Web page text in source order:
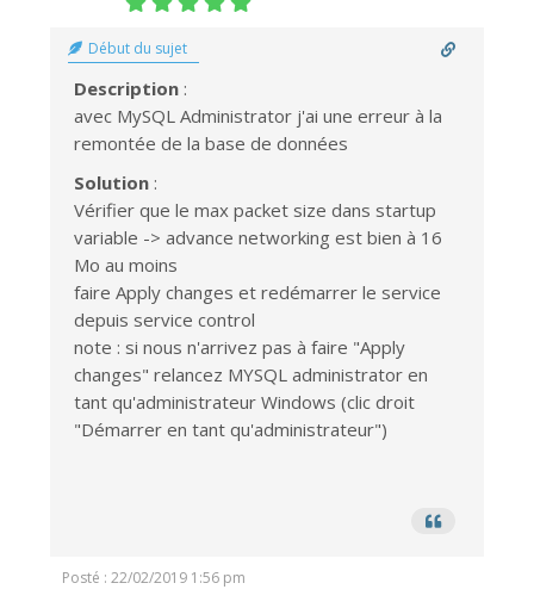
Début du sujet
Description :
avec MySQL Administrator j'ai une erreur à la
remontée de la base de données
Solution :
Vérifier que le max packet size dans startup
variable -> advance networking est bien à 16
Mo au moins
faire Apply changes et redémarrer le service
depuis service control
note : si nous n'arrivez pas à faire "Apply
changes" relancez MYSQL administrator en
tant qu'administrateur Windows (clic droit
"Démarrer en tant qu'administrateur")
Posté : 22/02/2019 1:56 pm